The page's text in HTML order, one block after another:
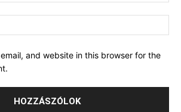
and website in this browser for the